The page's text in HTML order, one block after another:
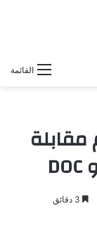
القائمة
مقابلة